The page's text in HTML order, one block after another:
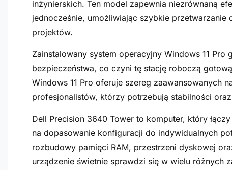
inżynierskich. Ten model zapewnia niezrównaną
jednocześnie, umożliwiając szybkie
projektów.
Zainstalowany system operacyjny Windows 11
bezpieczeństwa, co czyni tę stację roboczą
Windows 11 Pro oferuje szereg zaawansowanych
profesjonalistów, którzy potrzebują stabilności
Dell Precision 3640 Tower to komputer, który
na dopasowanie konfiguracji do indywidualnych
rozbudowy pamięci RAM, przestrzeni dyskowej
urządzenie świetnie sprawdzi się w wielu różnych